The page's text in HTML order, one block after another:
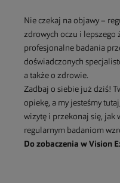
Nie czekaj na objawy –
zdrowych oczu i lepszego
profesjonalne badania
doświadczonych
a także o zdrowie.
Zadbaj o siebie już dziś!
opiekę, a my jesteśmy
wizytę i przekonaj się, jak
regularnym badaniom
Do zobaczenia w Vision